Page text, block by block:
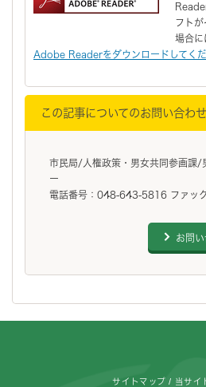
フトが
場合に
Adobe Readerをダウンロードしてくだ
この記事についてのお問い合わせ
市民局/人権政策・男女共同参画課/
ー
電話番号：048-643-5816 ファッ
お問
サイトマップ 当サイ